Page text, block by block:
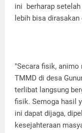
ini berharap
lebih bisa
"Secara fisik,
TMMD di desa
terlibat langsung
fisik. Semoga hasil
ini dapat dijaga,
kesejahteraan